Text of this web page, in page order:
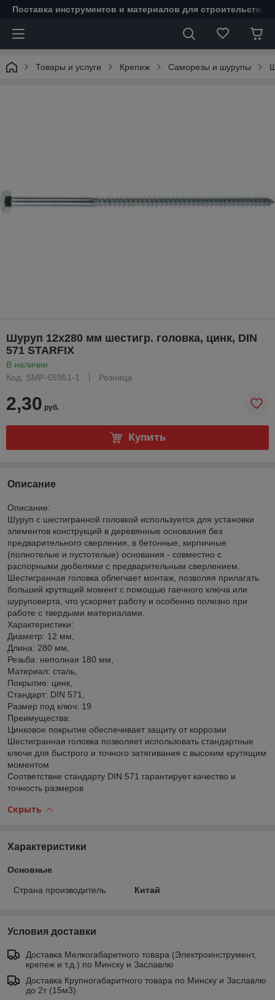
Поставка инструментов и материалов для строительства
Товары и услуги Крепеж Саморезы и шурупы
Шуруп 12х280 мм шестигр. головка, цинк, DIN
571 STARFIX
В наличии
Код: SMP-65951-1
Розница
2,30 руб.
Купить
Описание
Описание:
Шуруп с шестигранной головкой используется для установки
элементов конструкций в деревянные основания без
предварительного сверления, в бетонные, кирпичные
(полнотелые и пустотелые) основания - совместно с
распорными дюбелями с предварительным сверлением.
Шестигранная головка облегчает монтаж, позволяя прилагать
больший крутящий момент с помощью гаечного ключа или
шуруповерта, что ускоряет работу и особенно полезно при
работе с твердыми материалами.
Характеристики:
Диаметр: 12 мм,
Длина: 280 мм,
Резьба: неполная 180 мм,
Материал: сталь,
Покрытие: цинк,
Стандарт: DIN 571,
Размер под ключ: 19
Преимущества:
Цинковое покрытие обеспечивает защиту от коррозии
Шестигранная головка позволяет использовать стандартные
ключи для быстрого и точного затягивания с высоким крутящим
моментом
Соответствие стандарту DIN 571 гарантирует качество и
точность размеров
Скрыть
Характеристики
Основные
Страна производитель Китай
Условия доставки
Доставка Мелкогабаритного товара (Электроинструмент,
крепеж и т.д.) по Минску и Заславлю
Доставка Крупногабаритного товара по Минску и Заславлю
до 2т (15м3)